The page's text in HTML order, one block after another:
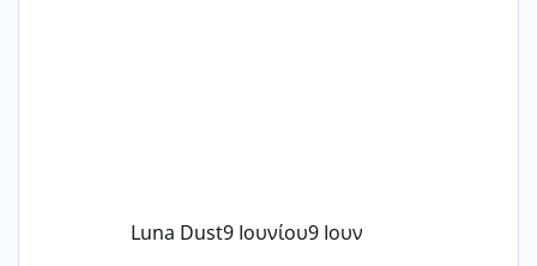
Luna Dust9 Ιουνίου9 Ιουν